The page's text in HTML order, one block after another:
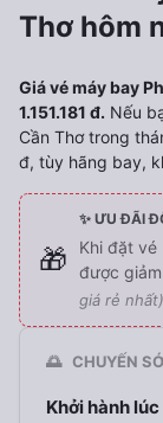
Thơ hôm
Giá vé máy bay
1.151.181 đ. Nếu
Cần Thơ trong
đ, tùy hãng bay,
🎁
✨ ƯU ĐÃI
Khi đặt vé
được
giá rẻ nhất)
🌅 CHUYẾN
Khởi hành